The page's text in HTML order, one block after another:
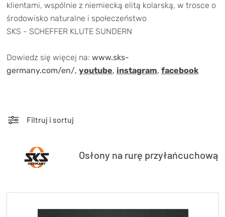
promocji z eBonem 60zł na kolejne
zakupy!
Kup bon podarunkowy
KryptoFlex Key Cable
klientami, wspólnie z niemiecką elitą kolarską, w trosce o
środowisko naturalne i społeczeństwo
SKS - SCHEFFER KLUTE SUNDERN
Dowiedz się więcej na: www.sks-
germany.com/en/, youtube, instagram, facebook
Filtruj i sortuj
Osłony na rurę przyłańcuchową